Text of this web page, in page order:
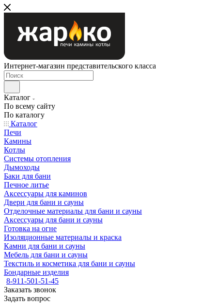
Интернет-магазин представительского класса
Каталог
По всему сайту
По каталогу
Каталог
Печи
Камины
Котлы
Системы отопления
Дымоходы
Баки для бани
Печное литье
Аксессуары для каминов
Двери для бани и сауны
Отделочные материалы для бани и сауны
Аксессуары для бани и сауны
Готовка на огне
Изоляционные материалы и краска
Камни для бани и сауны
Мебель для бани и сауны
Текстиль и косметика для бани и сауны
Бондарные изделия
8-911-501-51-45
Заказать звонок
Задать вопрос